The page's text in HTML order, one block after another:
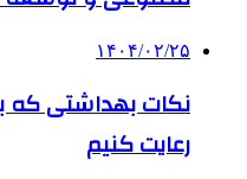
۱۴۰۴/۰۲/۲۵
نکات بهداشتی که
رعایت کنیم